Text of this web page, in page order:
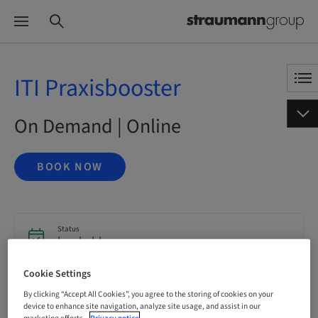
ITI Praxisbooster
On Demand | Online
BOOK NOW
Status
bookable
German
Cookie Settings
By clicking “Accept All Cookies”, you agree to the storing of cookies on your
device to enhance site navigation, analyze site usage, and assist in our